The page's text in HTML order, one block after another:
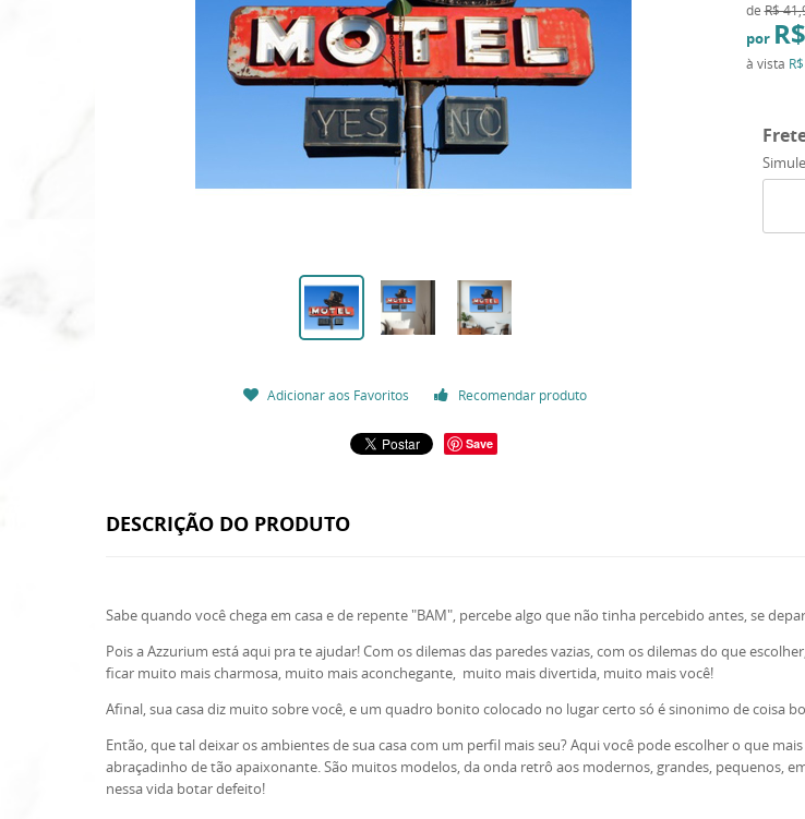
Adicionar aos Favoritos Recomendar produto
Save
de R$
por
à vista
DESCRIÇÃO DO PRODUTO
Sabe quando você chega em casa e de repente "BAM", percebe algo que não tinha percebido antes, se
Pois a Azzurium está aqui pra te ajudar! Com os dilemas das paredes vazias, com os dilemas do que
ficar muito mais charmosa, muito mais aconchegante, muito mais divertida, muito mais você!
Afinal, sua casa diz muito sobre você, e um quadro bonito colocado no lugar certo só é sinonimo de coisa
Então, que tal deixar os ambientes de sua casa com um perfil mais seu? Aqui você pode escolher o que
abraçadinho de tão apaixonante. São muitos modelos, da onda retrô aos modernos, grandes, pequenos,
nessa vida botar defeito!